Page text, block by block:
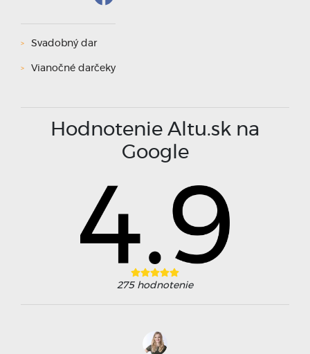
Svadobný dar
Vianočné darčeky
Hodnotenie Altu.sk na
Google
275 hodnotenie